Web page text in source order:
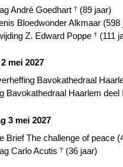
André Goedhart † (89 jaar)
Bloedwonder Alkmaar (598
Z. Edward Poppe † (111
mei 2027
Bavokathedraal
Bavokathedraal Haarlem deel
3 mei 2027
Brief The challenge of peace
Carlo Acutis † (36 jaar)